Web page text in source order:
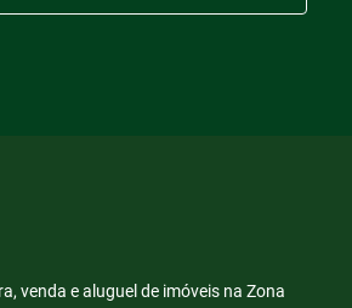
venda e aluguel de imóveis na Zona